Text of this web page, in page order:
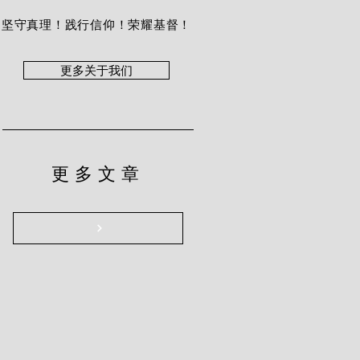
坚守真理！践行信仰！荣耀基督！
更多关于我们
更多文章